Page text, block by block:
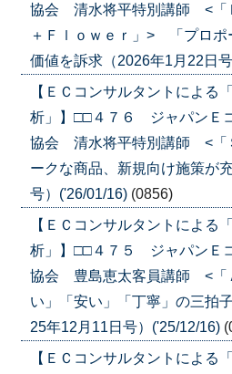
協会 清水将平特別講師 <「
＋Ｆｌｏｗｅｒ」> 「プロポ
価値を訴求（2026年1月22日
【ＥＣコンサルタントによる
析」】□□４７６ ジャパンＥ
協会 清水将平特別講師 <「
ークな商品、新規向け施策が
号）('26/01/16) (0856)
【ＥＣコンサルタントによる
析」】□□４７５ ジャパンＥ
協会 豊島恵太客員講師 <「
い」「安い」「丁寧」の三拍
25年12月11日号）('25/12/16)
【ＥＣコンサルタントによる